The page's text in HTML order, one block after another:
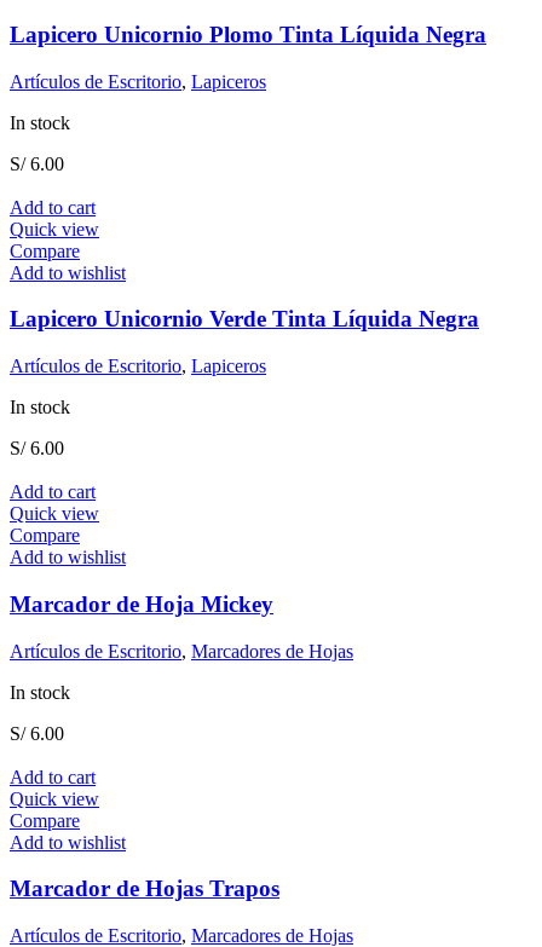
Lapicero Unicornio Plomo Tinta Líquida Negra
Artículos de Escritorio, Lapiceros
In stock
S/6.00
Add to cart
Quick view
Compare
Add to wishlist
Lapicero Unicornio Verde Tinta Líquida Negra
Artículos de Escritorio, Lapiceros
In stock
S/6.00
Add to cart
Quick view
Compare
Add to wishlist
Marcador de Hoja Mickey
Artículos de Escritorio, Marcadores de Hojas
In stock
S/6.00
Add to cart
Quick view
Compare
Add to wishlist
Marcador de Hojas Trapos
Artículos de Escritorio, Marcadores de Hojas